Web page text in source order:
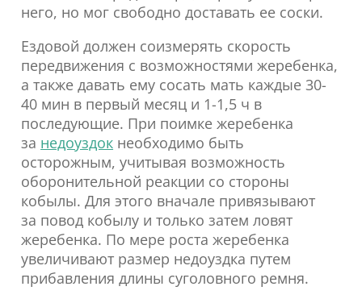
него, но мог свободно доставать ее соски.
Ездовой должен соизмерять скорость
передвижения с возможностями жеребенка,
а также давать ему сосать мать каждые 30-
40 мин в первый месяц и 1-1,5 ч в
последующие. При поимке жеребенка
за недоуздок необходимо быть
осторожным, учитывая возможность
оборонительной реакции со стороны
кобылы. Для этого вначале привязывают
за повод кобылу и только затем ловят
жеребенка. По мере роста жеребенка
увеличивают размер недоуздка путем
прибавления длины суголовного ремня.